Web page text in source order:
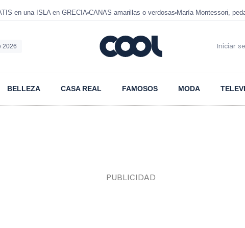
en una ISLA en GRECIA CANAS amarillas o verdosas María Montessori,
2026 Iniciar
BELLEZA CASA REAL FAMOSOS MODA